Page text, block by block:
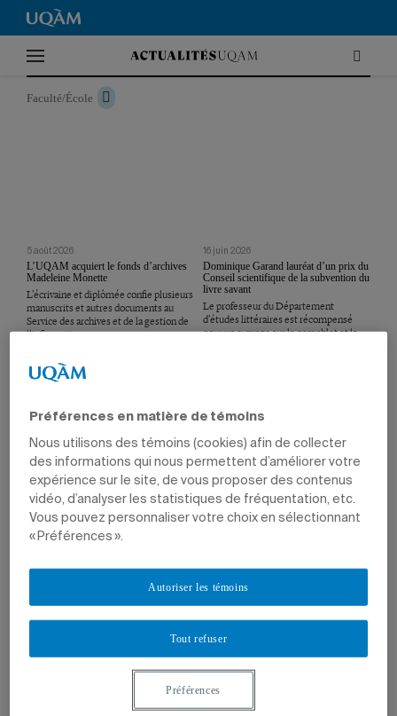
Accueil |
Département d'études littéraires
Faculté/École
5 août 2026
L’UQAM acquiert le fonds d’archives
Madeleine Monette
L’écrivaine et diplômée confie plusieurs
manuscrits et autres documents au
Service des archives et de la gestion de
l’information.
16 juin 2026
Dominique Garand lauréat d’un prix du
Conseil scientifique de la subvention du
livre savant
Le professeur du Département
d’études littéraires est récompensé
pour un ouvrage sur le pamphlet et la
9 juin 2026
Un livre à la fois: partager l’amour des
livres
primaire Champlain reçoivent les
albums jeunesse qu’ils ont eux-mêmes
22 mai 2026
compter du 1er juin.
Préférences en matière de témoins
Nous utilisons des témoins (cookies) afin de collecter
des informations qui nous permettent d’améliorer votre
expérience sur le site, de vous proposer des contenus
vidéo, d’analyser les statistiques de fréquentation, etc.
Vous pouvez personnaliser votre choix en sélectionnant
« Préférences ».
Tout refuser
Autoriser les témoins
Préférences